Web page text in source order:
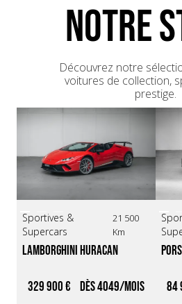
NOTRE
Découvrez notre
voitures de collection,
prestige.
Sportives &
Supercars
21 500
Km
Lamborghini Huracan
Mars / Française / 3ème
main*
329 900 € 4049 84